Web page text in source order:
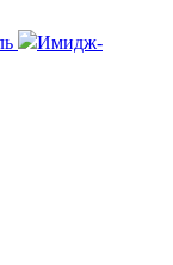
Имидж-